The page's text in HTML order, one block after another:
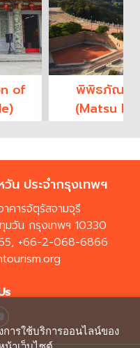
of
พิพิธภัณฑ์วั
(Matsu
น ประจำกรุงเทพฯ
คารจัตุรัสจามจุรี
วัน กรุงเทพฯ 10330
, +66-2-068-6866
ารใช้บริการออนไลน์ของ